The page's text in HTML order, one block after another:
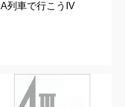
A列車で行こうIV